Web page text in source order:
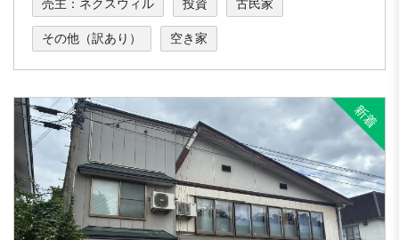
売主：ネクスウィル 投資 古民家
その他（訳あり） 空き家